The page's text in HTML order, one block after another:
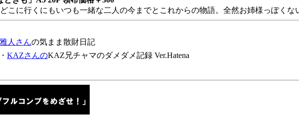
こに行くにもいつも一緒な二人の今までとこれからの物語。全然お姉様っぽくな
人さんの気まま散財日記
KAZさんのKAZ兄チャマのダメダメ記録 Ver.Hatena